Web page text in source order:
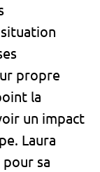
propre
la
un impact
Laura
sa